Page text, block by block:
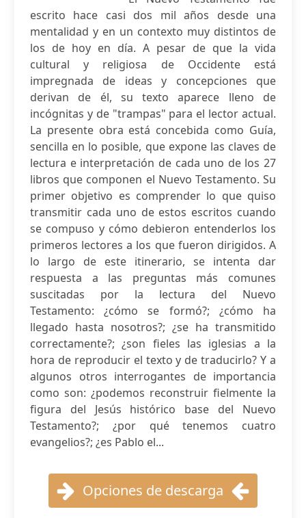
escrito hace casi dos mil años desde una
mentalidad y en un contexto muy distintos de
los de hoy en día. A pesar de que la vida
cultural y religiosa de Occidente está
impregnada de ideas y concepciones que
derivan de él, su texto aparece lleno de
incógnitas y de "trampas" para el lector actual.
La presente obra está concebida como Guía,
sencilla en lo posible, que expone las claves de
lectura e interpretación de cada uno de los 27
libros que componen el Nuevo Testamento. Su
primer objetivo es comprender lo que quiso
transmitir cada uno de estos escritos cuando
se compuso y cómo debieron entenderlos los
primeros lectores a los que fueron dirigidos. A
lo largo de este itinerario, se intenta dar
respuesta a las preguntas más comunes
suscitadas por la lectura del Nuevo
Testamento: ¿cómo se formó?; ¿cómo ha
llegado hasta nosotros?; ¿se ha transmitido
correctamente?; ¿son fieles las iglesias a la
hora de reproducir el texto y de traducirlo? Y a
algunos otros interrogantes de importancia
como son: ¿podemos reconstruir fielmente la
figura del Jesús histórico base del Nuevo
Testamento?; ¿por qué tenemos cuatro
evangelios?; ¿es Pablo el...
Opciones de descarga